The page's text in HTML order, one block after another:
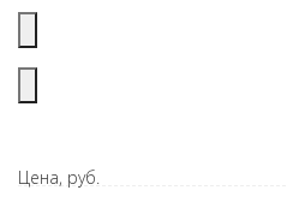
Цена, руб.